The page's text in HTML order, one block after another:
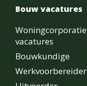
Bouw vacatures
Woningcorporatie
vacatures
Bouwkundige
Werkvoorbereider